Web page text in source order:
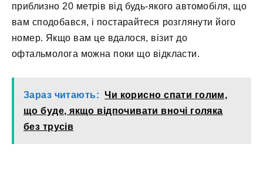
приблизно 20 метрів від будь-якого автомобіля, що
вам сподобався, і постарайтеся розглянути його
номер. Якщо вам це вдалося, візит до
офтальмолога можна поки що відкласти.
Зараз читають: Чи корисно спати голим,
що буде, якщо відпочивати вночі голяка
без трусів